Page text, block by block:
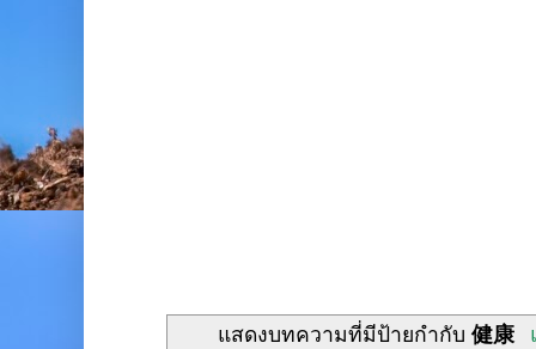
แสดงบทความที่มีป้ายกำกับ健康